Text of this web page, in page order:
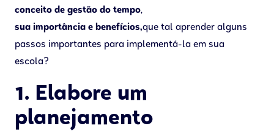
conceito de gestão do tempo,
sua importância e benefícios,que tal aprender alguns
passos importantes para implementá-la em sua
escola?
1. Elabore um
planejamento